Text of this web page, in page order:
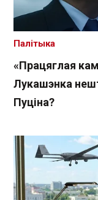
«Працяглая
Лукашэнка
Пуціна?
Палітыка